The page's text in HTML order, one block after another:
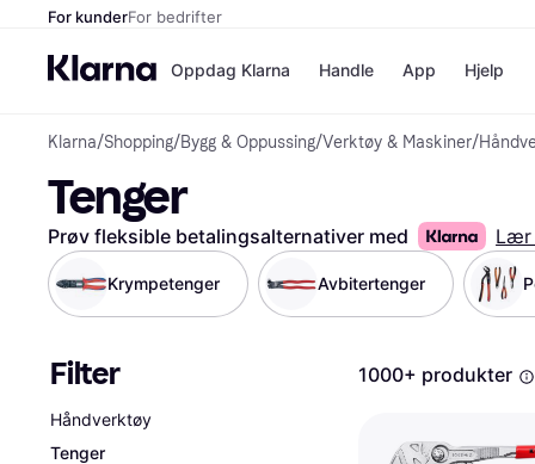
For kunderFor bedrifter
Oppdag Klarna
Betal i 3
Betal innen
Finansiering
Vipps
Handle
Butikker
App Hjelp
Klarna/Shopping/Bygg & Oppussing/Verktøy & Maskiner/
Tenger
Prøv fleksible betalingsalternativer med Lær
Krympetenger Avbitertenger
Filter
Håndverktøy
Tenger
1000+ produkter